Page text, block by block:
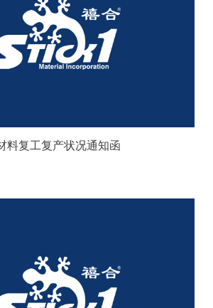
料复工复产状况通知函